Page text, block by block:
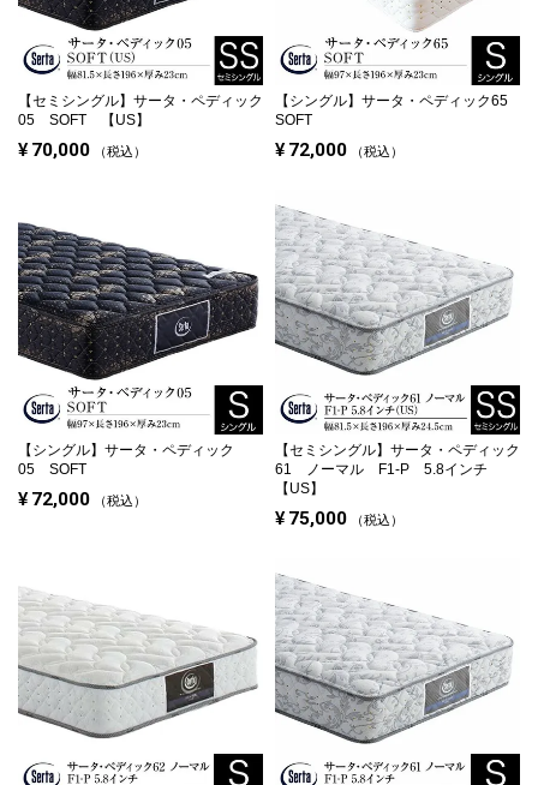
【セミシングル】 サータ・ペディック
05 SOFT 【US】
¥ 70,000 税込
【シングル】 サータ・ペディック65
SOFT
¥ 72,000 税込
【シングル】 サータ・ペディック
05 SOFT
¥ 72,000 税込
【セミシングル】 サータ・ペディック
61 ノーマル F1-P 5.8インチ
【US】
¥ 75,000 税込